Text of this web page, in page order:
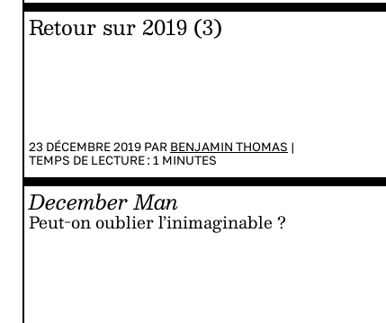
Retour sur 2019 (3)
23 DÉCEMBRE 2019 PAR BENJAMIN THOMAS |
TEMPS DE LECTURE : 1 MINUTES
December Man
Peut-on oublier l’inimaginable ?